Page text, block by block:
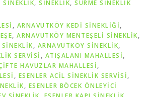
SINEKLIK, SİNEKLİK, SÜRME SINEKLIK
, ARNAVUTKÖY KEDİ SİNEKLİĞİ,
, ARNAVUTKÖY MENTEŞELİ SİNEKLİK,
, ARNAVUTKÖY SİNEKLİK,
SERVİSİ , ATIŞALANI MAHALLESİ,
HAVUZLAR MAHALLESİ,
, ESENLER ACIL SINEKLIK SERVISI,
, ESENLER BÖCEK ÖNLEYICI